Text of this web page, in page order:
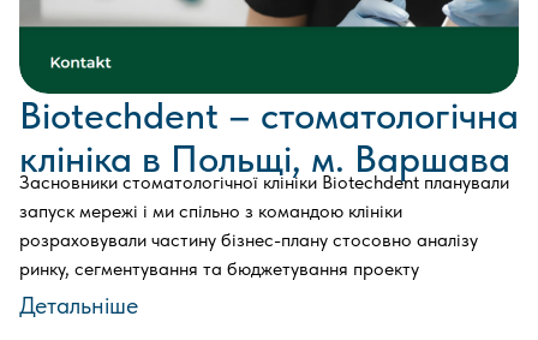
Biotechdent – стоматологічна
клініка в Польщі, м. Варшава
Засновники стоматологічної клініки Biotechdent планували
запуск мережі і ми спільно з командою клініки
розраховували частину бізнес-плану стосовно аналізу
ринку, сегментування та бюджетування проекту
Детальніше